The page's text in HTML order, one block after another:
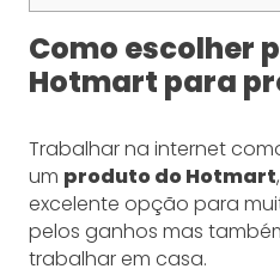
Como escolher
Hotmart para
Trabalhar na internet
um produto do Hotmart
excelente opção para
pelos ganhos mas
trabalhar em casa.